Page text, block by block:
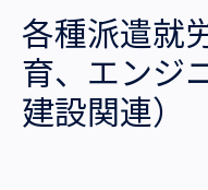
各種派遣就
育、エンジ
建設関連）